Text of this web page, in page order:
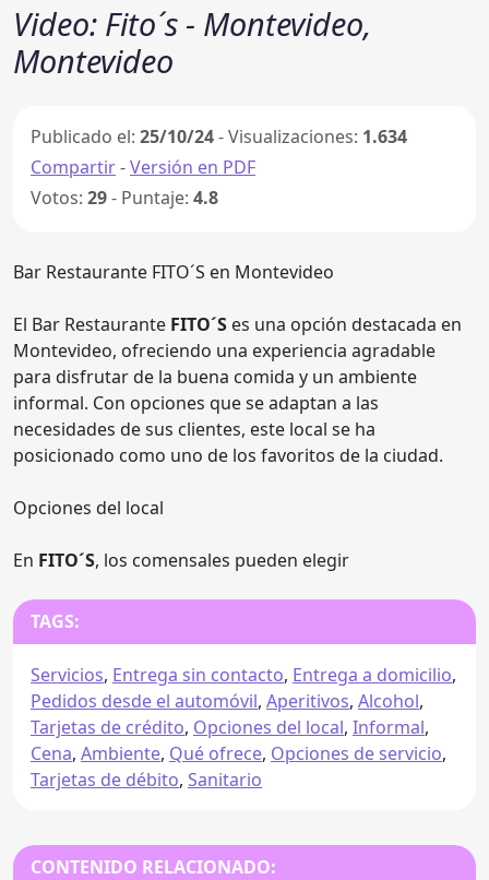
Video: Fito´s - Montevideo,
Montevideo
Publicado el: 25/10/24- Visualizaciones: 1.634
Compartir-Versión en PDF
Votos: 29- Puntaje: 4.8
Bar Restaurante FITO´S en Montevideo
El Bar Restaurante FITO´S es una opción destacada en
Montevideo, ofreciendo una experiencia agradable
para disfrutar de la buena comida y un ambiente
informal. Con opciones que se adaptan a las
necesidades de sus clientes, este local se ha
posicionado como uno de los favoritos de la ciudad.
Opciones del local
En FITO´S, los comensales pueden elegir
TAGS:
Servicios, Entrega sin contacto, Entrega a domicilio,
Pedidos desde el automóvil, Aperitivos, Alcohol,
Tarjetas de crédito, Opciones del local, Informal,
Cena, Ambiente, Qué ofrece, Opciones de servicio,
Tarjetas de débito, Sanitario
CONTENIDO RELACIONADO: